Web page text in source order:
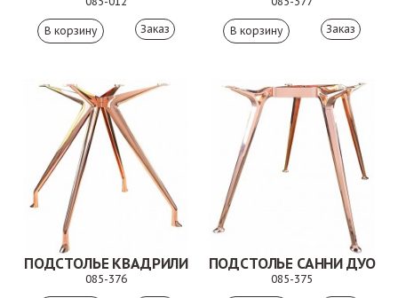
Заказ Заказ
ПОДСТОЛЬЕ КВАДРИЛИ
085-376
ПОДСТОЛЬЕ САННИ ДУО
085-375